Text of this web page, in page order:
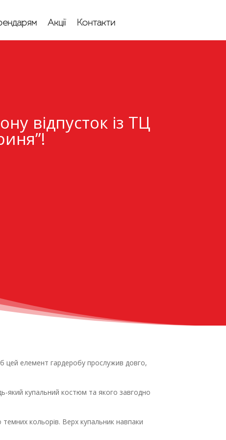
Акції Контакти
відпусток із ТЦ
елемент гардеробу прослужив довго,
який купальний костюм та якого завгодно
темних кольорів. Верх купальник навпаки